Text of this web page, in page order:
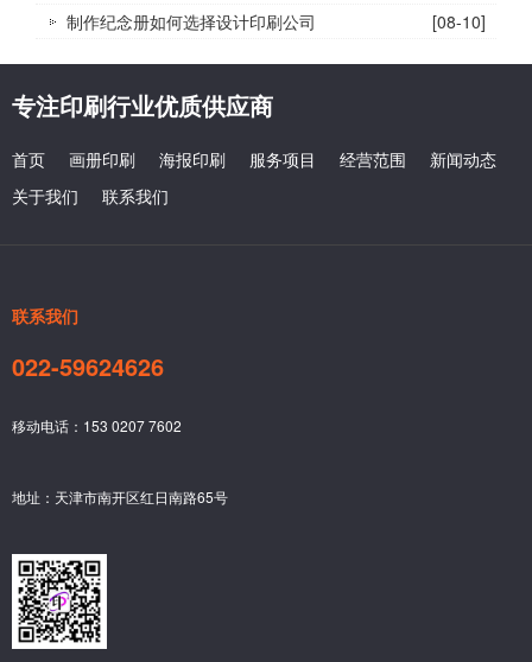
制作纪念册如何选择设计印刷公司
[08-10]
专注印刷行业优质供应商
首页 画册印刷 海报印刷 服务项目 经营范围
新闻动态
关于我们
联系我们
联系我们
022-59624626
移动电话：153 0207 7602
地址：天津市南开区红日南路65号